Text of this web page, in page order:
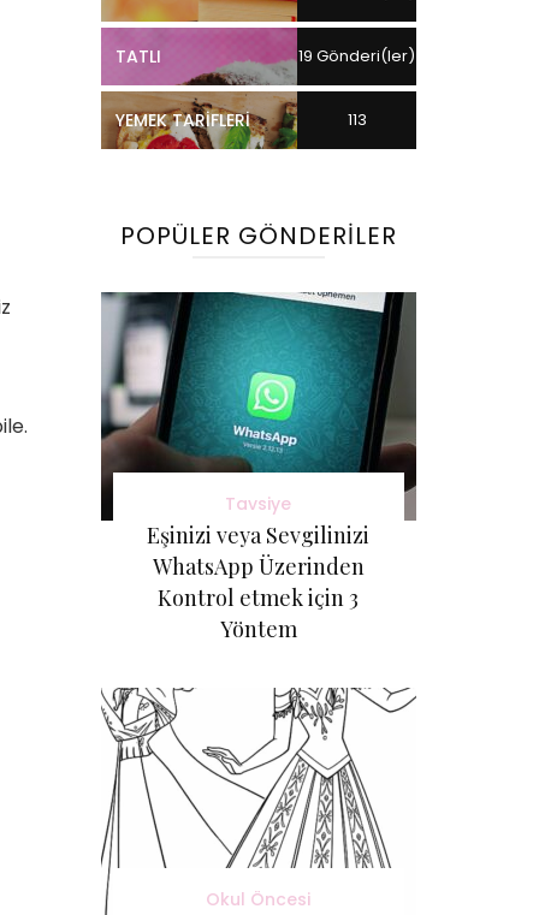
TATLI 19 Gönderi(ler)
YEMEK TARIFLERI 113
POPÜLER GÖNDERILER
Tavsiye
Eşinizi veya Sevgilinizi
WhatsApp Üzerinden
Kontrol etmek için 3
Yöntem
Okul Öncesi